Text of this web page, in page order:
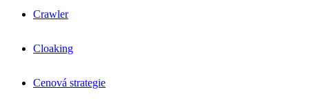
Crawler
Cloaking
Cenová strategie